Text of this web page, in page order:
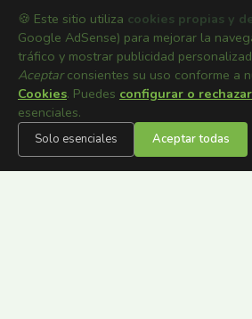
🍪 Este sitio utiliza cookies propias y
Google AdSense) para mejorar la
tráfico y mostrar publicidad
Aceptarconsientes su uso conforme a
Cookies. Puedes configurar o rechazar
esenciales.
Solo esenciales Aceptar todas